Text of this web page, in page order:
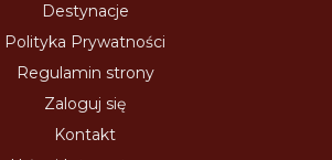
Destynacje
Polityka Prywatności
Regulamin strony
Zaloguj się
Kontakt